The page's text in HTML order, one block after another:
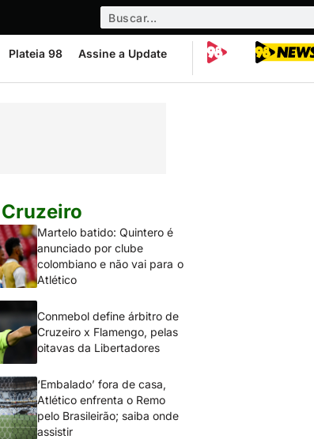
Plateia 98 Assine a Update
Martelo batido: Quintero é
anunciado por clube
colombiano e não vai para o
Atlético
Conmebol define árbitro de
Cruzeiro x Flamengo, pelas
oitavas da Libertadores
‘Embalado’ fora de casa,
Atlético enfrenta o Remo
pelo Brasileirão; saiba onde
assistir